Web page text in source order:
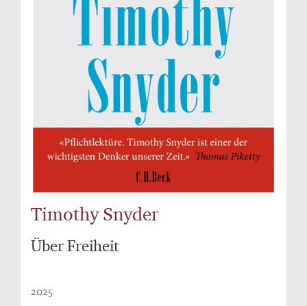
Timothy Snyder
Über Freiheit
2025